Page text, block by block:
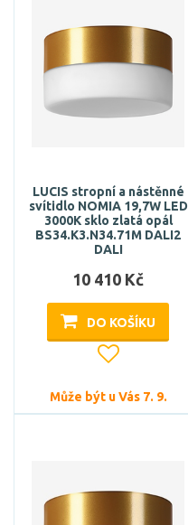
LUCIS stropní a nástěnné
svítidlo NOMIA 19,7W LED
3000K sklo zlatá opál
BS34.K3.N34.71M DALI2
DALI
10 410 Kč
DO KOŠÍKU
Může být u Vás 7. 9.